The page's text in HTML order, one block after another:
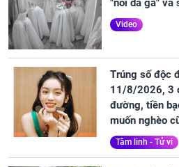
Video
Trúng số độc
11/8/2026, 3
đường, tiền
muốn nghèo
Tâm linh - Tử vi